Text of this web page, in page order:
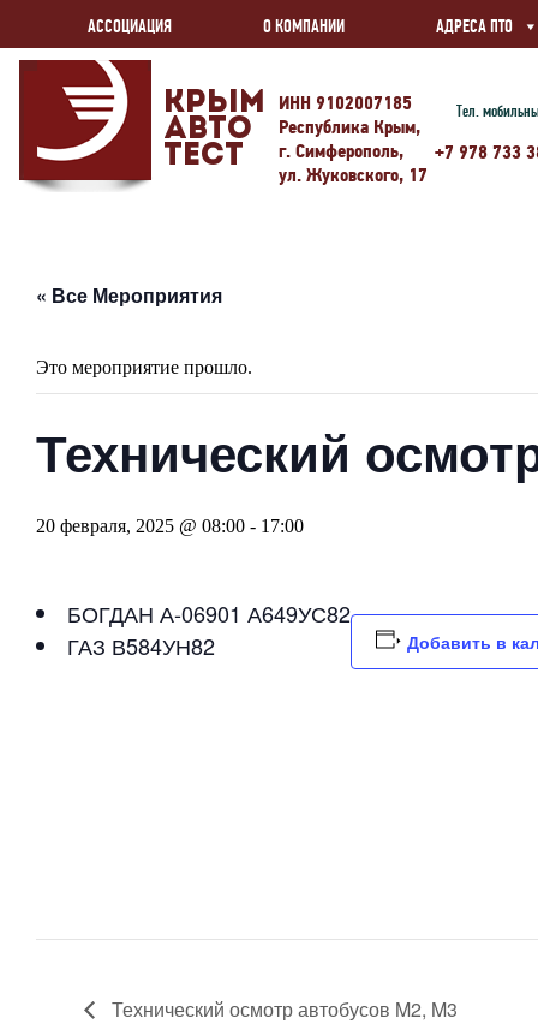
АССОЦИАЦИЯ О КОМПАНИИ АДРЕСА ПТО
Крым
Авто
Тест
ИНН 9102007185
Республика Крым,
г. Симферополь,
ул. Жуковского, 17
Тел.
+7 978 733
« Все Мероприятия
Это мероприятие прошло.
Технический
20 февраля, 2025 @ 08:00 - 17:00
БОГДАН А-06901 А649УС82
ГАЗ В584УН82
Добавить в
Технический осмотр автобусов M2, M3